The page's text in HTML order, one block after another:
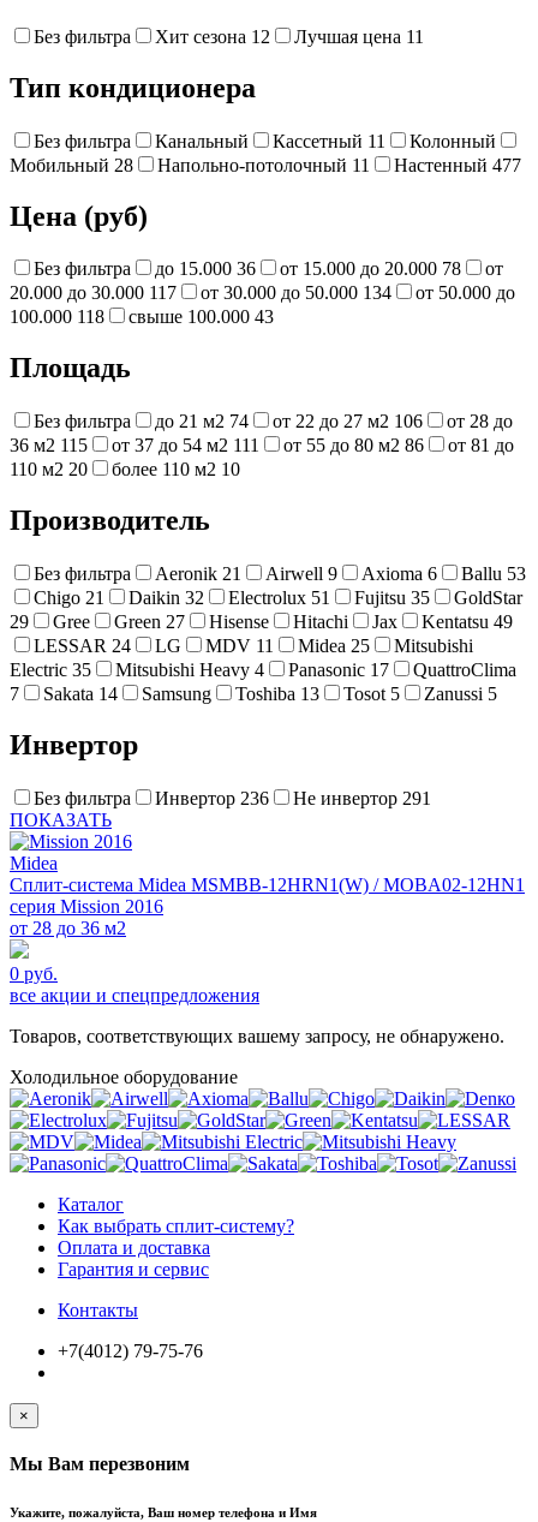
Без фильтра Хит сезона 12 Лучшая цена 11
Тип кондиционера
Без фильтра Канальный Кассетный 11
Колонный
Мобильный 28 Напольно-потолочный 11 Настенный 477
Цена (руб)
Без фильтра до 15.000 36 от 15.000 до 20.000 78
от
20.000 до 30.000 117 от 30.000 до 50.000 134
от 50.000 до
100.000 118 свыше 100.000 43
Площадь
Без фильтра до 21 м2 74 от 22 до 27 м2 106
от 28 до
36 м2 115 от 37 до 54 м2 111 от 55 до 80 м2 86
от 81 до
110 м2 20 более 110 м2 10
Производитель
Без фильтра Aeronik 21 Airwell 9 Axioma 6 Ballu 53
Chigo 21 Daikin 32 Electrolux 51 Fujitsu 35
GoldStar
29
Gree Green 27 Hisense Hitachi Jax Kentatsu 49
LESSAR 24 LG MDV 11 Midea 25
Mitsubishi
Electric 35 Mitsubishi Heavy 4 Panasonic 17
QuattroClima
7
Sakata 14 Samsung Toshiba 13 Tosot 5 Zanussi 5
Инвертор
Без фильтра Инвертор 236 Не инвертор 291
ПОКАЗАТЬ
Midea
Сплит-система Midea MSMBB-12HRN1(W) / MOBA02-12HN1
серия Mission 2016
от 28 до 36 м2
0 руб.
все акции и спецпредложения
Товаров, соответствующих вашему запросу, не обнаружено.
Холодильное оборудование
Каталог
Как выбрать сплит-систему?
Оплата и доставка
Гарантия и сервис
Контакты
+7(4012) 79-75-76
×
Мы Вам перезвоним
Укажите, пожалуйста, Ваш номер телефона и Имя